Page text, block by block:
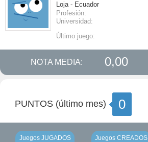
Loja - Ecuador
Profesión:
Universidad:
Último juego:
NOTA MEDIA: 0,00
PUNTOS (último mes) 0
Juegos JUGADOS Juegos CREADOS